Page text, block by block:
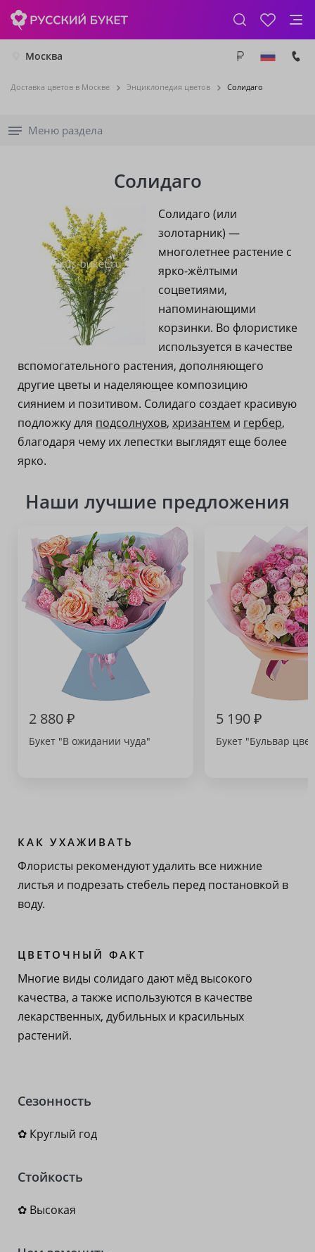
Москва
Доставка цветов в Москве Энциклопедия цветов Солидаго
Меню раздела
Солидаго
Солидаго (или
золотарник) —
многолетнее растение с
ярко-жёлтыми
соцветиями,
напоминающими
корзинки. Во флористике
используется в качестве
вспомогательного растения, дополняющего
другие цветы и наделяющее композицию
сиянием и позитивом. Солидаго создает красивую
подложку для подсолнухов, хризантем и гербер,
благодаря чему их лепестки выглядят еще более
ярко.
Наши лучшие предложения
2 880 ₽
Букет "В ожидании чуда"
5 190 ₽
Букет "Бульвар
КАК УХАЖИВАТЬ
Флористы рекомендуют удалить все нижние
листья и подрезать стебель перед постановкой в
воду.
ЦВЕТОЧНЫЙ ФАКТ
Многие виды солидаго дают мёд высокого
качества, а также используются в качестве
лекарственных, дубильных и красильных
растений.
Сезонность
✿ Круглый год
Стойкость
✿ Высокая